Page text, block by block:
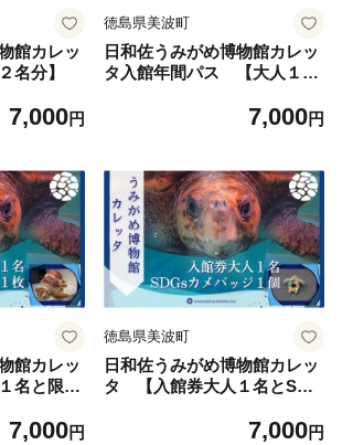
館カレッ
名分】
7,000円
徳島県美波町
日和佐うみがめ博物館カレッ
タ入館年間パス 【大人１名
7,000円
館カレッ
名と限定
7,000円
徳島県美波町
日和佐うみがめ博物館カレッ
タ 【入館券大人１名とSDG
7,000円